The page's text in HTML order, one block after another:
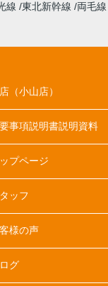
線 東北新幹線 両毛線
（小山店）
事項説明書説明資料
ップページ
ッフ
様の声
グ